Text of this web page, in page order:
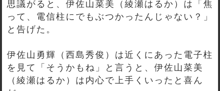
思議がると、伊佐山菜美（綾瀬はるか）は「焦
って、電信柱にでもぶつかったんじゃない？」
と告げた。
伊佐山勇輝（西島秀俊）は近くにあった電子柱
を見て「そうかもね」と言うと、伊佐山菜美
（綾瀬はるか）は内心で上手くいったと喜ん